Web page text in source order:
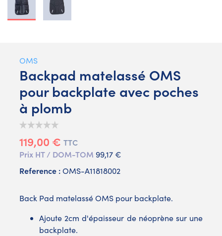
OMS
Backpad matelassé OMS
pour backplate avec poches
à plomb
119,00 € TTC
Prix HT / DOM-TOM 99,17 €
Reference :OMS-A11818002
Back Pad matelassé OMS pour backplate.
Ajoute 2cm d'épaisseur de néoprène sur une
backplate.